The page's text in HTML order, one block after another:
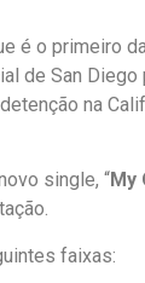
é o primeiro
de San Diego
na
single, “My
faixas: